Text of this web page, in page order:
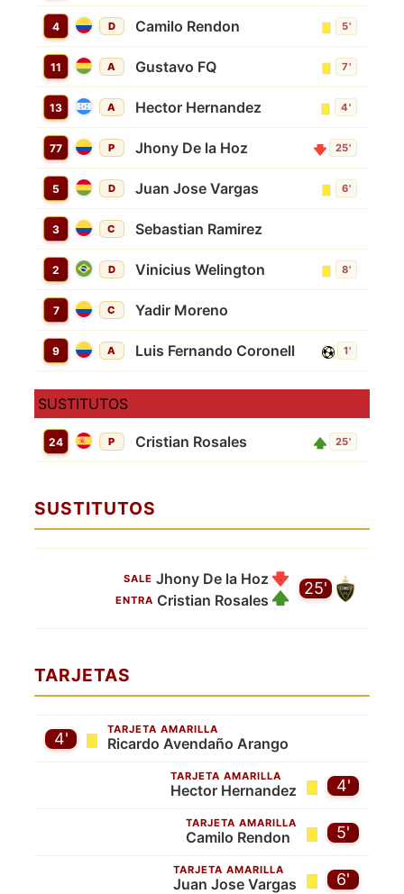
4 D Camilo Rendon 5'
11 A Gustavo FQ 7'
13 A Hector Hernandez 4'
77 P Jhony De la Hoz 25'
5 D Juan Jose Vargas 6'
3 C Sebastian Ramirez
2 D Vinicius Welington 8'
7 C Yadir Moreno
9 A Luis Fernando Coronell 1'
SUSTITUTOS
24 P Cristian Rosales 25'
SUSTITUTOS
25'
SALE Jhony De la Hoz
ENTRA Cristian Rosales
TARJETAS
TARJETA AMARILLA
Ricardo Avendaño Arango
4'
4'
TARJETA AMARILLA
Hector Hernandez
5'
TARJETA AMARILLA
Camilo Rendon
6'
TARJETA AMARILLA
Juan Jose Vargas